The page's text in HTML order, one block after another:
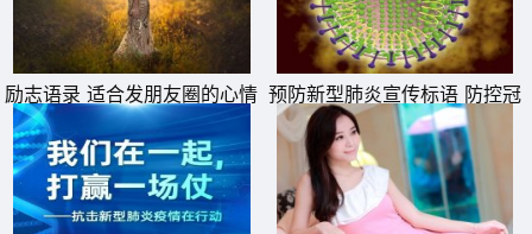
励志语录 适合发朋友圈的心情
句子
预防新型肺炎宣传标语 防控冠
状病毒疫情横幅警示标语